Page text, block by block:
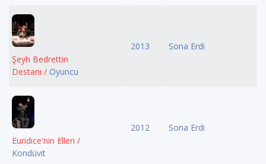
Şeyh Bedrettin
Destanı / Oyuncu
2013 Sona Erdi
Euridice'nin Elleri /
Kondüvit
2012 Sona Erdi